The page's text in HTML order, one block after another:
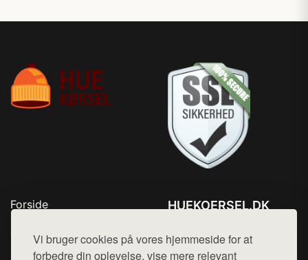
Vi bruger cookies på vores hjemmeside for at
forbedre din oplevelse, vise mere relevant
Forside
Top Rabatter
Kontakt
HUEKOERSEL.DK
Mail: hej@want.dk